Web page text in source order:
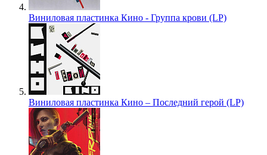
Виниловая пластинка Кино - Группа крови (LP)
Виниловая пластинка Кино – Последний герой (LP)